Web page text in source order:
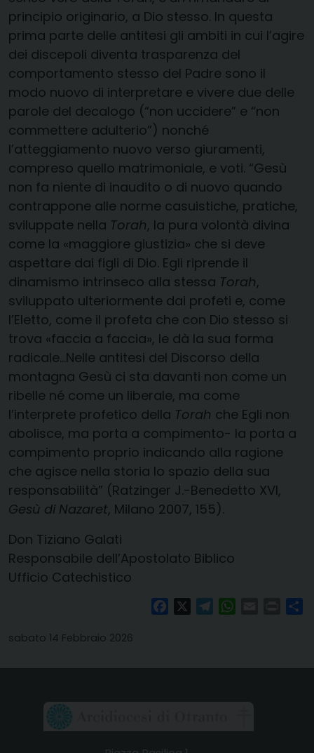
principio originario, a Dio stesso. In questa
prima parte delle antitesi gli ambiti in cui l’agire
dei discepoli diventa trasparenza del
comportamento stesso del Padre sono il
modo nuovo di interpretare e vivere due delle
parole del decalogo (“non uccidere” e “non
commettere adulterio”) nonché
l’atteggiamento nuovo verso giuramenti,
compreso quello matrimoniale, e voti. “Gesù
non fa niente di inaudito o di nuovo quando
contrappone alle norme casuistiche, pratiche,
sviluppate nella Torah, la pura volontà divina
come la «maggiore giustizia» che si deve
aspettare dai figli di Dio. Egli riprende il
dinamismo intrinseco alla stessa Torah,
sviluppato ulteriormente dai profeti e, come
l’Eletto, come il profeta che con Dio stesso si
trova «faccia a faccia», le dà la sua forma
radicale…Nelle antitesi del Discorso della
montagna Gesù ci sta davanti non come un
ribelle né come un liberale, ma come
l’interprete profetico della Torah che Egli non
abolisce, ma porta a compimento- la porta a
compimento proprio indicando alla ragione
che agisce nella storia lo spazio della sua
responsabilità” (Ratzinger J.-Benedetto XVI,
Gesù di Nazaret, Milano 2007, 155).
Don Tiziano Galati
Responsabile dell’Apostolato Biblico
Ufficio Catechistico
FacebookTelegramWhatsAppPrint
sabato 14 Febbraio 2026